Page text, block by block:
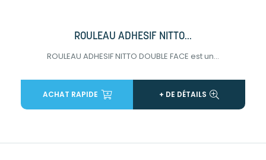
ROULEAU ADHESIF NITTO...
ROULEAU ADHESIF NITTO DOUBLE FACE est un...
ACHAT RAPIDE + DE DÉTAILS